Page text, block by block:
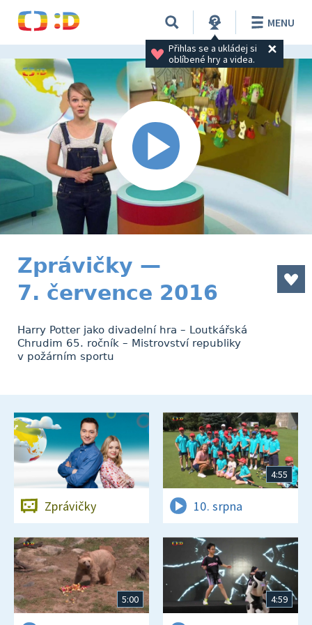
Přihlas se a ukládej si
oblíbené hry a videa.
MENU
Zprávičky —
7. července 2016
Harry Potter jako divadelní hra – Loutkářská
Chrudim 65. ročník – Mistrovství republiky
v požárním sportu
Zprávičky
4:55
10. srpna
5:00 4:59